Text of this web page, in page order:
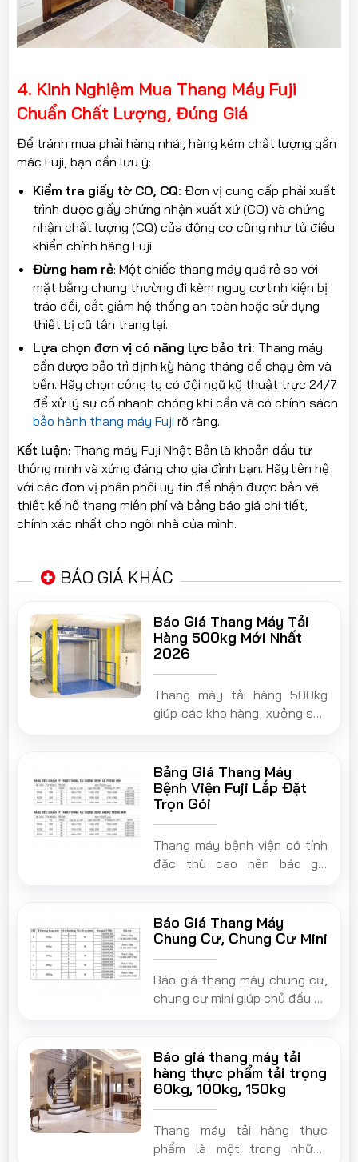
4. Kinh Nghiệm Mua Thang Máy Fuji
Chuẩn Chất Lượng, Đúng Giá
Để tránh mua phải hàng nhái, hàng kém chất lượng gắn
mác Fuji, bạn cần lưu ý:
Kiểm tra giấy tờ CO, CQ:Đơn vị cung cấp phải xuất
trình được giấy chứng nhận xuất xứ (CO) và chứng
nhận chất lượng (CQ) của động cơ cũng như tủ điều
khiển chính hãng Fuji.
Đừng ham rẻ: Một chiếc thang máy quá rẻ so với
mặt bằng chung thường đi kèm nguy cơ linh kiện bị
tráo đổi, cắt giảm hệ thống an toàn hoặc sử dụng
thiết bị cũ tân trang lại.
Lựa chọn đơn vị có năng lực bảo trì: Thang máy
cần được bảo trì định kỳ hàng tháng để chạy êm và
bền. Hãy chọn công ty có đội ngũ kỹ thuật trực 24/7
để xử lý sự cố nhanh chóng khi cần và có chính sách
bảo hành thang máy Fuji rõ ràng.
Kết luận: Thang máy Fuji Nhật Bản là khoản đầu tư
thông minh và xứng đáng cho gia đình bạn. Hãy liên hệ
với các đơn vị phân phối uy tín để nhận được bản vẽ
thiết kế hố thang miễn phí và bảng báo giá chi tiết,
chính xác nhất cho ngôi nhà của mình.
BÁO GIÁ KHÁC
Báo Giá Thang Máy Tải
Hàng 500kg Mới Nhất
2026
Thang máy tải hàng 500kg
giúp các kho hàng, xưởng sản
một cách dễ dàng, đẩy nhanh
hiệu suất làm việc và đảm
bảo an toàn tuyệt đối cho
người lao động.
Bảng Giá Thang Máy
Bệnh Viện Fuji Lắp Đặt
Trọn Gói
Thang máy bệnh viện có tính
đặc thù cao nên báo giá
quan tâm
Báo Giá Thang Máy
Chung Cư, Chung Cư Mini
Báo giá thang máy chung cư,
chung cư mini giúp chủ đầu tư
Báo giá thang máy tải
hàng thực phẩm tải trọng
60kg, 100kg, 150kg
Thang máy tải hàng thực
phẩm là một trong những